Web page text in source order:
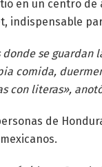
en un centro
indispensable
donde se
comida,
con literas»,
de